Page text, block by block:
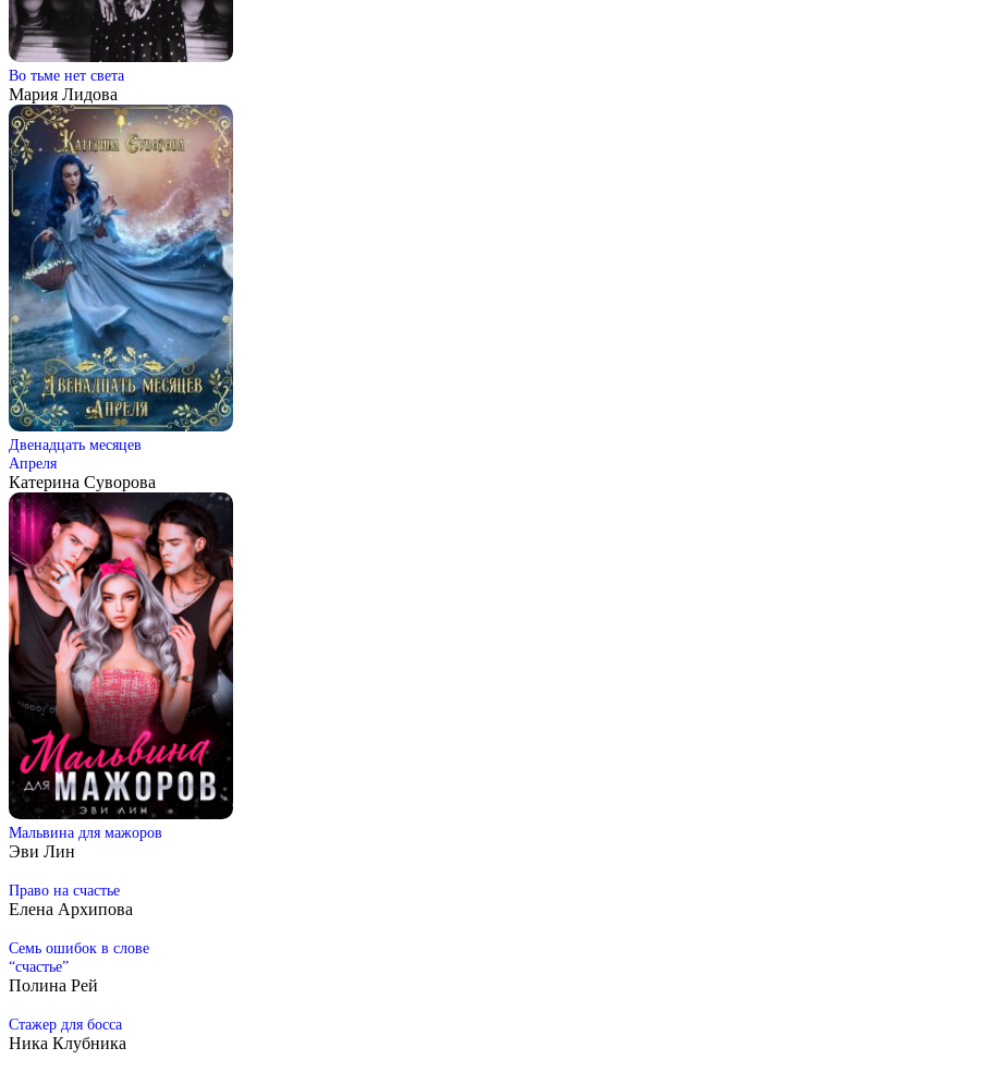
Во тьме нет света
Мария Лидова
Двенадцать месяцев
Апреля
Катерина Суворова
Мальвина для мажоров
Эви Лин
Право на счастье
Елена Архипова
Семь ошибок в слове
“счастье”
Полина Рей
Стажер для босса
Ника Клубника